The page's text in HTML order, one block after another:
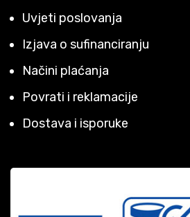
Uvjeti poslovanja
Izjava o sufinanciranju
Načini plaćanja
Povrati i reklamacije
Dostava i isporuke